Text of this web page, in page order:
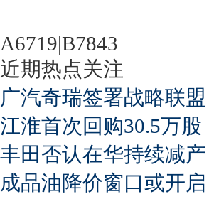
A6719|B7843
近期热点关注
广汽奇瑞签署战略联盟
江淮首次回购30.5万股
丰田否认在华持续减产
成品油降价窗口或开启